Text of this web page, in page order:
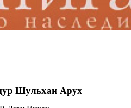
Шульхан Арух